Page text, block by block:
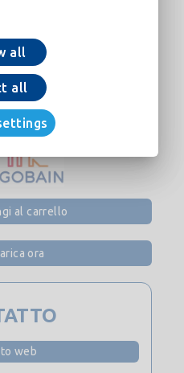
Instalado segundo a
e norma UNE
al carrello
ora
web
all
all